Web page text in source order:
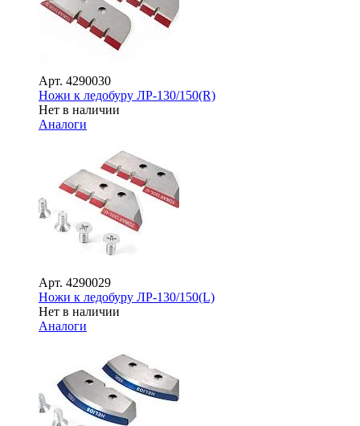
Арт. 4290030
Ножи к ледобуру ЛР-130/150(R)
Нет в наличии
Аналоги
Арт. 4290029
Ножи к ледобуру ЛР-130/150(L)
Нет в наличии
Аналоги